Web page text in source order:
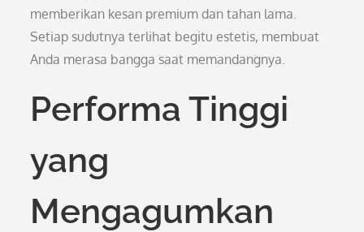
memberikan kesan premium dan tahan lama.
Setiap sudutnya terlihat begitu estetis, membuat
Anda merasa bangga saat memandangnya.
Performa Tinggi
yang
Mengagumkan